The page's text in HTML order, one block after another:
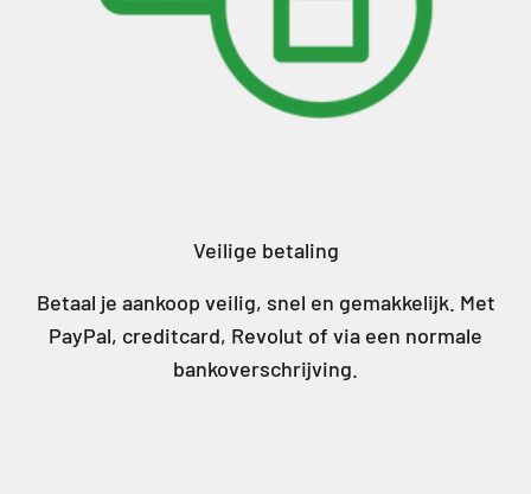
Veilige betaling
Betaal je aankoop veilig, snel en gemakkelijk. Met
PayPal, creditcard, Revolut of via een normale
bankoverschrijving.